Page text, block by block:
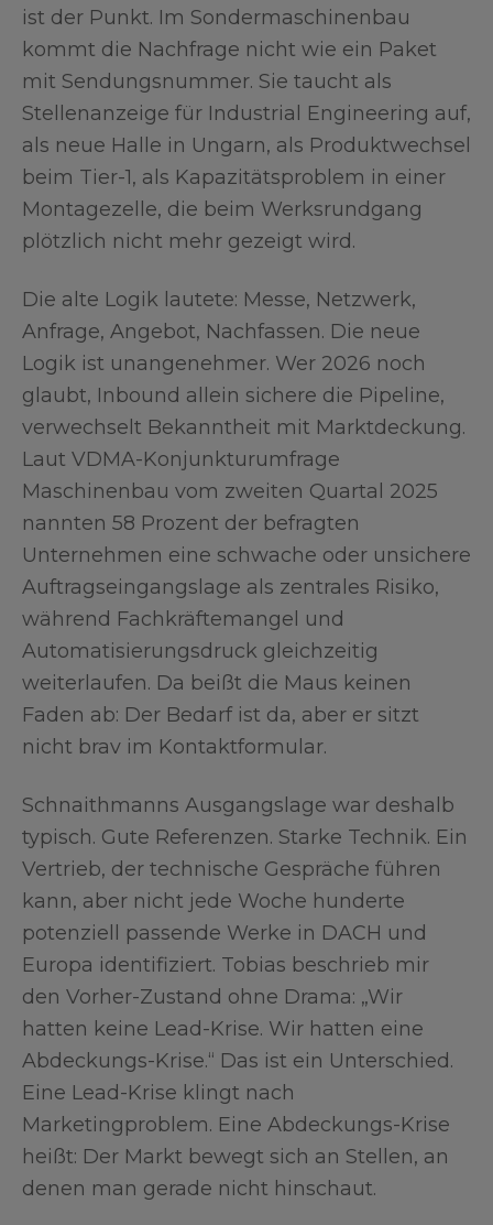
ist der Punkt. Im Sondermaschinenbau
kommt die Nachfrage nicht wie ein Paket
mit Sendungsnummer. Sie taucht als
Stellenanzeige für Industrial Engineering auf,
als neue Halle in Ungarn, als Produktwechsel
beim Tier-1, als Kapazitätsproblem in einer
Montagezelle, die beim Werksrundgang
plötzlich nicht mehr gezeigt wird.
Die alte Logik lautete: Messe, Netzwerk,
Anfrage, Angebot, Nachfassen. Die neue
Logik ist unangenehmer. Wer 2026 noch
glaubt, Inbound allein sichere die Pipeline,
verwechselt Bekanntheit mit Marktdeckung.
Laut VDMA-Konjunkturumfrage
Maschinenbau vom zweiten Quartal 2025
nannten 58 Prozent der befragten
Unternehmen eine schwache oder unsichere
Auftragseingangslage als zentrales Risiko,
während Fachkräftemangel und
Automatisierungsdruck gleichzeitig
weiterlaufen. Da beißt die Maus keinen
Faden ab: Der Bedarf ist da, aber er sitzt
nicht brav im Kontaktformular.
Schnaithmanns Ausgangslage war deshalb
typisch. Gute Referenzen. Starke Technik. Ein
Vertrieb, der technische Gespräche führen
kann, aber nicht jede Woche hunderte
potenziell passende Werke in DACH und
Europa identifiziert. Tobias beschrieb mir
den Vorher-Zustand ohne Drama: „Wir
hatten keine Lead-Krise. Wir hatten eine
Abdeckungs-Krise.“ Das ist ein Unterschied.
Eine Lead-Krise klingt nach
Marketingproblem. Eine Abdeckungs-Krise
heißt: Der Markt bewegt sich an Stellen, an
denen man gerade nicht hinschaut.